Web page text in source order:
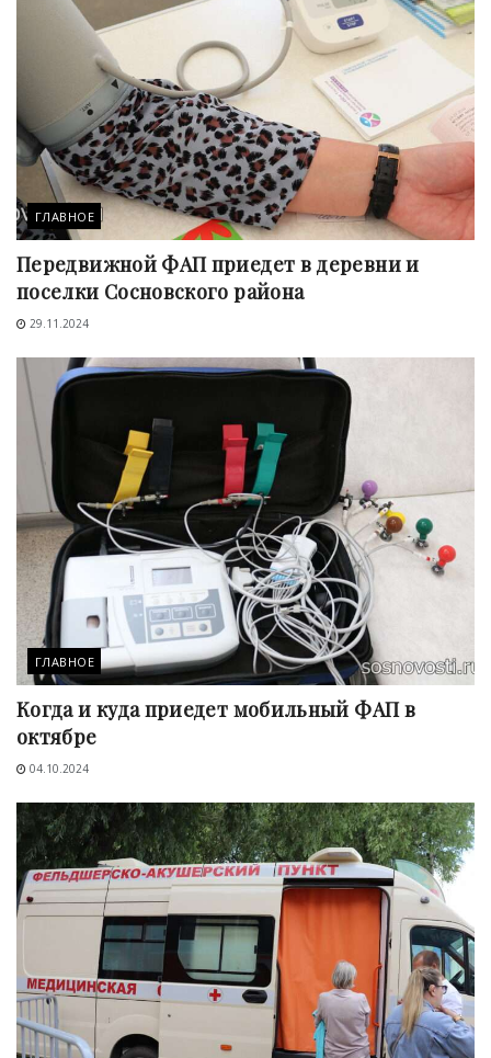
ГЛАВНОЕ
Передвижной ФАП приедет в деревни и
поселки Сосновского района
29.11.2024
ГЛАВНОЕ
Когда и куда приедет мобильный ФАП в
октябре
04.10.2024